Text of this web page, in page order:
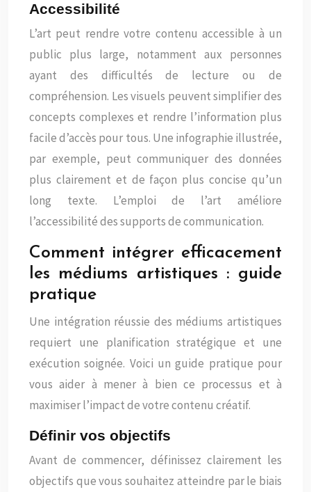
Accessibilité
L’art peut rendre votre contenu accessible à un
public plus large, notamment aux personnes
ayant des difficultés de lecture ou de
compréhension. Les visuels peuvent simplifier des
concepts complexes et rendre l’information plus
facile d’accès pour tous. Une infographie illustrée,
par exemple, peut communiquer des données
plus clairement et de façon plus concise qu’un
long texte. L’emploi de l’art améliore
l’accessibilité des supports de communication.
Comment intégrer efficacement
les médiums artistiques : guide
pratique
Une intégration réussie des médiums artistiques
requiert une planification stratégique et une
exécution soignée. Voici un guide pratique pour
vous aider à mener à bien ce processus et à
maximiser l’impact de votre contenu créatif.
Définir vos objectifs
Avant de commencer, définissez clairement les
objectifs que vous souhaitez atteindre par le biais